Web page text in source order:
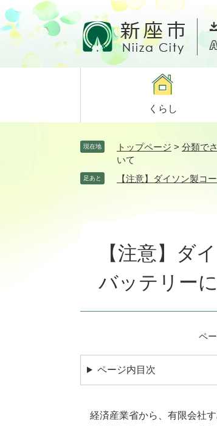
ペ
ー
ジ
メ
ニ
ュ
て
くらし
現在地 トップページ > 分類で
いて
足あと 【注意】ダイソン製コ
【注意】ダ
バッテリー
ペ
ページ内目次
経済産業省から、有限会社